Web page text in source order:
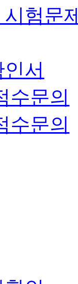
험문
서
수문의
수문의